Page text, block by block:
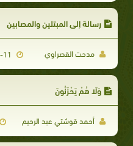
رسالة إلى المبتلين والمصابين
مدحت القصراوي
وَلَا هُمْ يَحْزَنُونَ
أحمد قوشتي عبد الرحيم